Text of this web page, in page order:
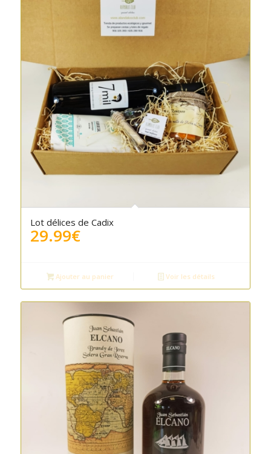
Lot délices de Cadix
29.99€
Ajouter au panier Voir les détails